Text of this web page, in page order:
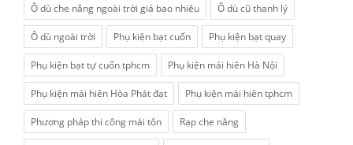
Ô dù che nắng ngoài trời giá bao nhiêu Ô dù cũ thanh lý
Ô dù ngoài trời Phụ kiện bạt cuốn Phụ kiện bạt quay
Phụ kiện bạt tự cuốn tphcm Phụ kiện mái hiên Hà Nội
Phụ kiện mái hiên Hòa Phát đạt Phụ kiện mái hiên tphcm
Phương pháp thi công mái tôn Rạp che nắng